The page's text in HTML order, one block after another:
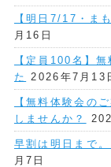
【明日7/17・ま
月16日
【定員100名】
た
2026年7月13
【無料体験会の
しませんか？
早割は明日まで
月7日